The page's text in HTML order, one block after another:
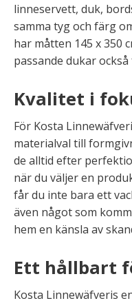
linneservett, duk,
samma tyg och färg
har måtten 145 x 350
passande dukar
Kvalitet i
För Kosta
materialval till
de alltid efter
när du väljer en
får du inte bara ett
även något som
hem en känsla av
Ett hållbart
Kosta Linnewäfveris